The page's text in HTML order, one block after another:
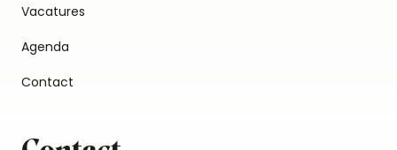
Vacatures
Agenda
Contact